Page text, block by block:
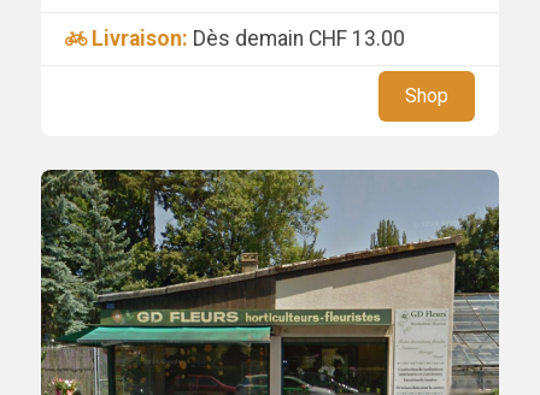
Livraison: Dès demain CHF 13.00
Shop